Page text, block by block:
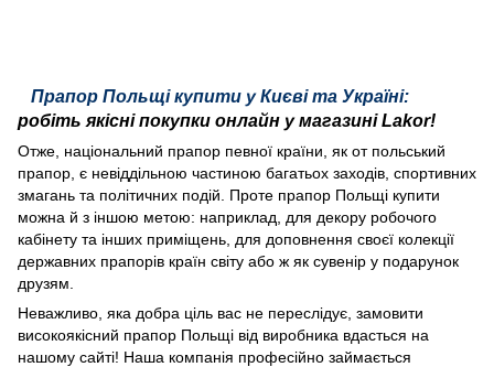
Прапор Польщі купити у Києві та Україні:
робіть якісні покупки онлайн у магазині Lakor!
Отже, національний прапор певної країни, як от польський
прапор, є невіддільною частиною багатьох заходів, спортивних
змагань та політичних подій. Проте прапор Польщі купити
можна й з іншою метою: наприклад, для декору робочого
кабінету та інших приміщень, для доповнення своєї колекції
державних прапорів країн світу або ж як сувенір у подарунок
друзям.
Неважливо, яка добра ціль вас не переслідує, замовити
високоякісний прапор Польщі від виробника вдасться на
нашому сайті! Наша компанія професійно займається